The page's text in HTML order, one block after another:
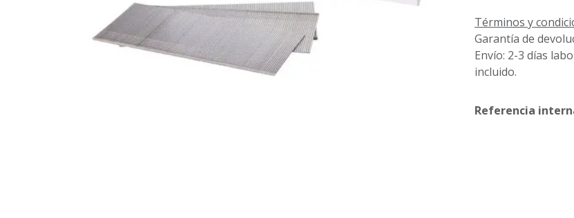
Términos y
Garantía de
Envío: 2-3 días
incluido.
Referencia